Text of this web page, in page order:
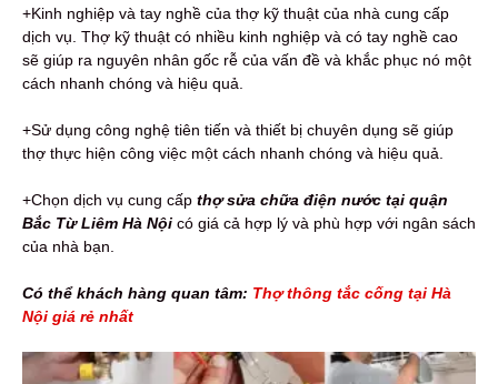
+Kinh nghiệp và tay nghề của thợ kỹ thuật của nhà cung cấp
dịch vụ. Thợ kỹ thuật có nhiều kinh nghiệp và có tay nghề cao
sẽ giúp ra nguyên nhân gốc rễ của vấn đề và khắc phục nó một
cách nhanh chóng và hiệu quả.
+Sử dụng công nghệ tiên tiến và thiết bị chuyên dụng sẽ giúp
thợ thực hiện công việc một cách nhanh chóng và hiệu quả.
+Chọn dịch vụ cung cấp thợ sửa chữa điện nước tại quận
Bắc Từ Liêm Hà Nội có giá cả hợp lý và phù hợp với ngân sách
của nhà bạn.
Có thể khách hàng quan tâm: Thợ thông tắc cống tại Hà
Nội giá rẻ nhất